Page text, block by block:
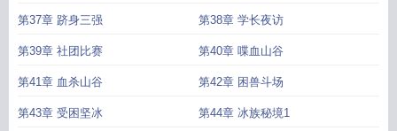
第37章 跻身三强 第38章 学长夜访
第39章 社团比赛 第40章 喋血山谷
第41章 血杀山谷 第42章 困兽斗场
第43章 受困坚冰 第44章 冰族秘境1